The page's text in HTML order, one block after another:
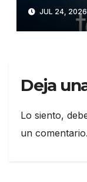
JUL 24, 2026
Deja
Lo siento,
un comentario.